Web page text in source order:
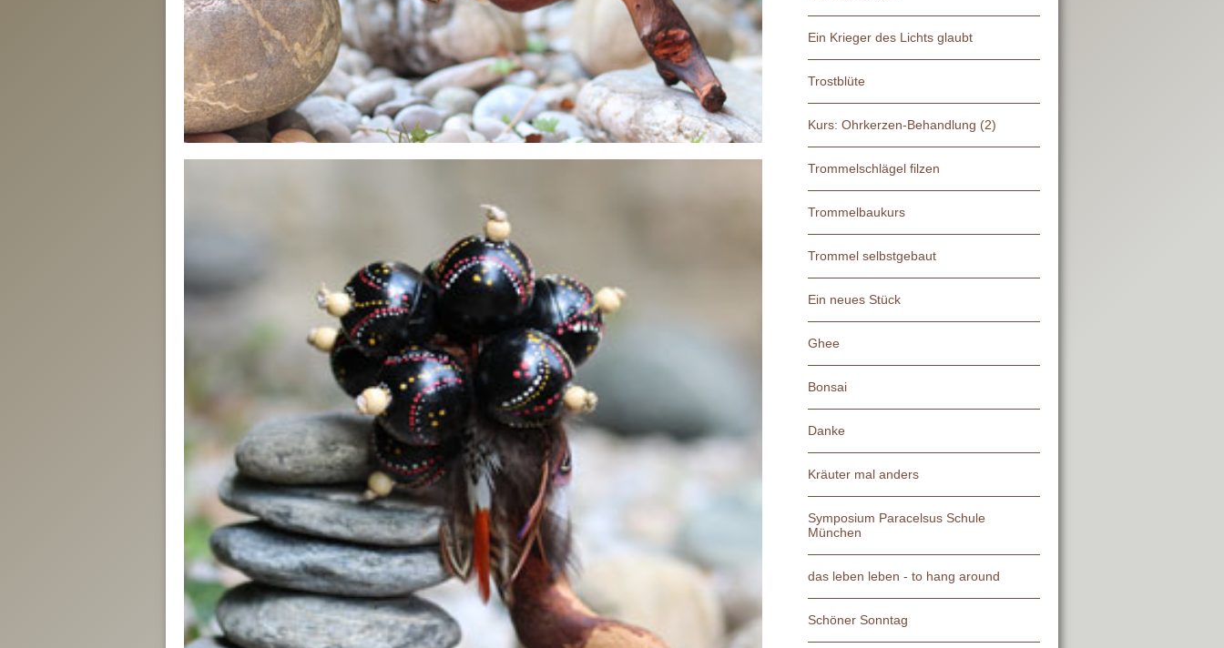
Ein Krieger des Lichts glaubt
Trostblüte
Kurs: Ohrkerzen-Behandlung (2)
Trommelschlägel filzen
Trommelbaukurs
Trommel selbstgebaut
Ein neues Stück
Ghee
Bonsai
Danke
Kräuter mal anders
Symposium Paracelsus Schule
München
das leben leben - to hang around
Schöner Sonntag